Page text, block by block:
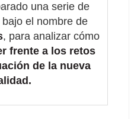
una serie de
encuentros online, bajo el nombre de
, para analizar cómo
frente a los retos
de la nueva